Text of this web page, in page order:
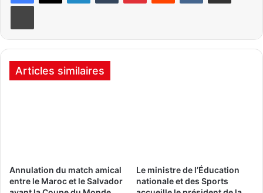
Articles similaires
Annulation du match amical
entre le Maroc et le Salvador
Le ministre de l’Éducation
nationale et des Sports